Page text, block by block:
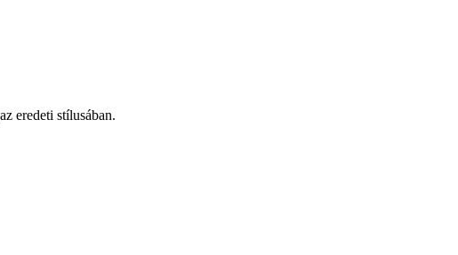
eredeti stílusában.